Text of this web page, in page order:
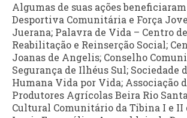
Algumas de suas ações
Desportiva Comunitária e Força
Juerana; Palavra de Vida – Centro
Reabilitação e Reinserção Social;
Joanas de Angelis; Conselho
Segurança de Ilhéus Sul; Sociedade
Humana Vida por Vida; Associação
Produtores Agrícolas Beira Rio
Cultural Comunitário da Tibina I e II